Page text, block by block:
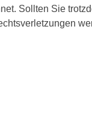
Sollten Sie